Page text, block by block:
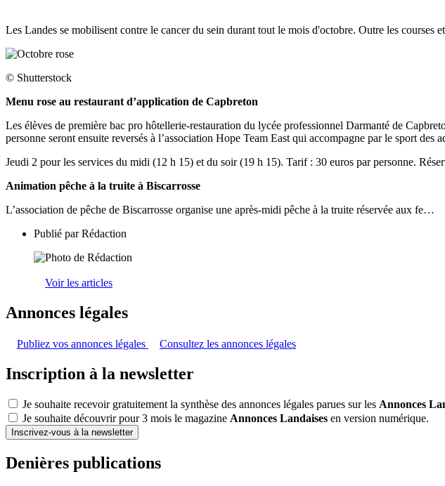
Les Landes se mobilisent contre le cancer du sein durant tout le mois d'octobre. Outre les courses
© Shutterstock
Menu rose au restaurant d’application de Capbreton
Les élèves de première bac pro hôtellerie-restauration du lycée professionnel Darmanté de
personne seront ensuite reversés à l’association Hope Team East qui accompagne par le sport des
Jeudi 2 pour les services du midi (12 h 15) et du soir (19 h 15). Tarif : 30 euros par personne.
Animation pêche à la truite à Biscarrosse
L’association de pêche de Biscarrosse organise une après-midi pêche à la truite réservée aux fe…
Publié parRédaction
Voir les articles
Annonces légales
Publiez vos annonces légales Consultez les annonces légales
Inscription à la newsletter
Je souhaite recevoir gratuitement la synthèse des annonces légales parues sur les Annonces
Je souhaite découvrir pour 3 mois le magazine Annonces Landaises en version numérique.
Inscrivez-vous à la newsletter
Denières publications